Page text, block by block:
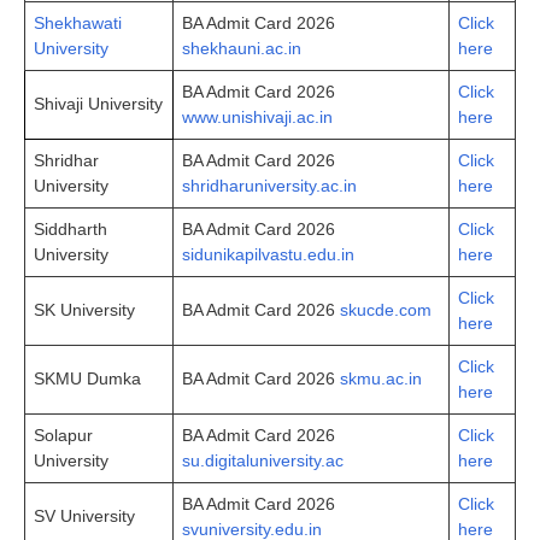
Shekhawati
University
BA Admit Card 2026
shekhauni.ac.in
Click
here
Shivaji University
BA Admit Card 2026
www.unishivaji.ac.in
Click
here
Shridhar
University
BA Admit Card 2026
shridharuniversity.ac.in
Click
here
Siddharth
University
BA Admit Card 2026
sidunikapilvastu.edu.in
Click
here
SK University BA Admit Card 2026 skucde.com
Click
here
SKMU Dumka BA Admit Card 2026 skmu.ac.in
Click
here
Solapur
University
BA Admit Card 2026
su.digitaluniversity.ac
Click
here
SV University
BA Admit Card 2026
svuniversity.edu.in
Click
here